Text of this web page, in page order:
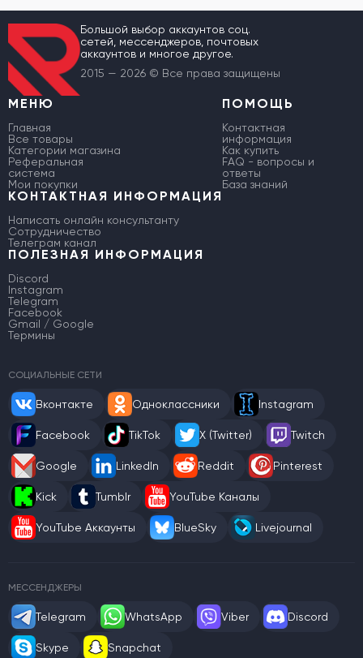
Большой выбор аккаунтов соц.
сетей, мессенджеров, почтовых
аккаунтов и многое другое.
2015 — 2026 © Все права защищены
МЕНЮ
Главная
Все товары
Категории магазина
Реферальная
система
Мои покупки
ПОМОЩЬ
Контактная
информация
Как купить
FAQ - вопросы и
ответы
База знаний
КОНТАКТНАЯ ИНФОРМАЦИЯ
Написать онлайн консультанту
Сотрудничество
Телеграм канал
ПОЛЕЗНАЯ ИНФОРМАЦИЯ
Discord
Instagram
Telegram
Facebook
Gmail / Google
Термины
СОЦИАЛЬНЫЕ СЕТИ
Вконтакте Одноклассники Instagram
Facebook TikTok X (Twitter) Twitch
Google LinkedIn Reddit Pinterest
Kick Tumblr YouTube Каналы
YouTube Аккаунты BlueSky Livejournal
МЕССЕНДЖЕРЫ
Telegram WhatsApp Viber Discord
Skype Snapchat